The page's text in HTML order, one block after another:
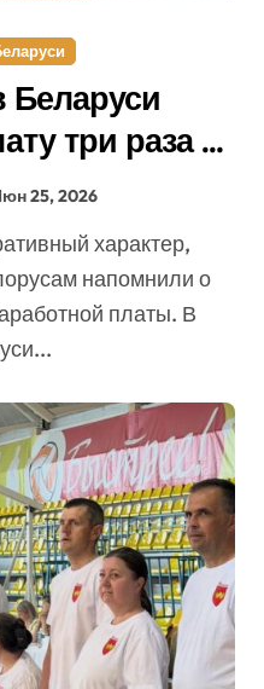
три раза в
25, 2026
напомнили о
платы. В